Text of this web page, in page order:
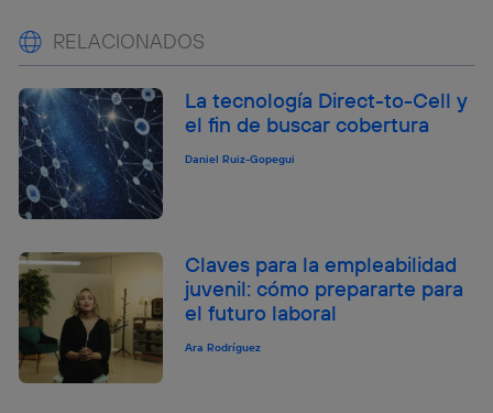
RELACIONADOS
La tecnología Direct-to-Cell y
el fin de buscar cobertura
Daniel Ruiz-Gopegui
Claves para la empleabilidad
juvenil: cómo prepararte para
el futuro laboral
Ara Rodríguez